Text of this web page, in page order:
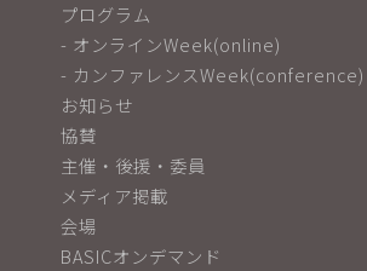
プログラム
- オンラインWeek(online)
- カンファレンスWeek(conference)
お知らせ
協賛
主催・後援・委員
メディア掲載
会場
BASICオンデマンド